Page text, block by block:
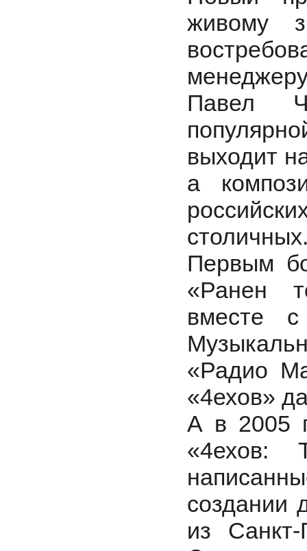
живому
Павел
выходит
а
Первым
«Ранен
вместе с
«Радио
«4ехов»
А в 2005
«4ехов:
создании
из